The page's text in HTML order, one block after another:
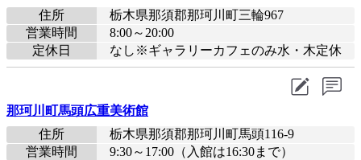
住所
栃木県那須郡那珂川町三輪967
営業時間
8:00～20:00
定休日
なし※ギャラリーカフェのみ水・木定休
那珂川町馬頭広重美術館
住所
栃木県那須郡那珂川町馬頭116-9
営業時間
9:30～17:00（入館は16:30まで）